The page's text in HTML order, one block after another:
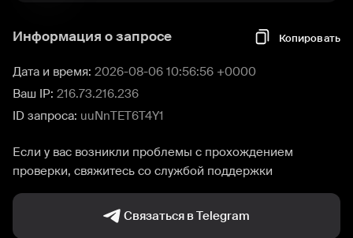
Информация о запросе Копировать
Дата и время: 2026-08-06 10:56:56 +0000
Ваш IP: 216.73.216.236
ID запроса: uuNnTET6T4Y1
Если у вас возникли проблемы с прохождением
проверки, свяжитесь со службой поддержки
Связаться в Telegram